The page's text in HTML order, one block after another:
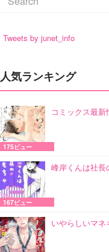
Tweets by junet_info
人気ランキング
コミックス最新
175ビュー
峰岸くんは社長
167ビュー
いやらしいマネ